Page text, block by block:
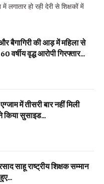
लगातार हो रही देरी से शिक्षकों में
बैगागिरी की आड़ में महिला से
वर्षीय वृद्ध आरोपी गिरफ्तार…
में तीसरी बार नहीं मिली
किया सुसाइड…
साहू राष्ट्रीय शिक्षक सम्मान